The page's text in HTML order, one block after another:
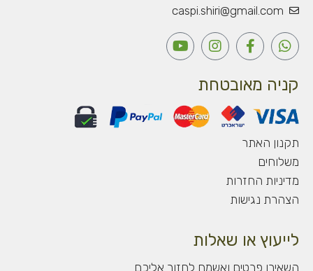
caspi.shiri@gmail.com
W
h
t
s
a
p
p
F
a
e
b
o
o
k
-
I
n
t
a
g
Y
o
b
e
קניה מאובטחת
תקנון האתר
משלוחים
מדיניות החזרות
הצהרת נגישות
לייעוץ או שאלות
השאירו פרטים ואשמח לחזור אליכם